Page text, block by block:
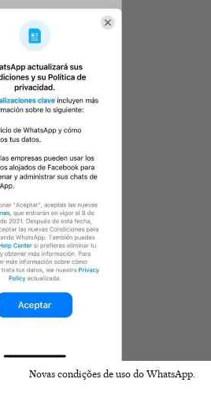
Novas condições de uso do WhatsApp.